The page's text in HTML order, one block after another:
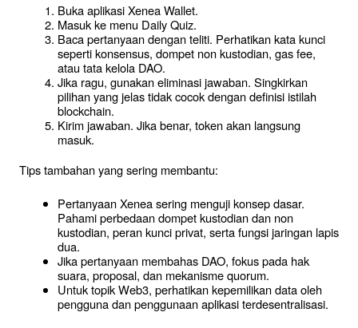
Buka aplikasi Xenea Wallet.
Masuk ke menu Daily Quiz.
Baca pertanyaan dengan teliti. Perhatikan kata kunci
seperti konsensus, dompet non kustodian, gas fee,
atau tata kelola DAO.
Jika ragu, gunakan eliminasi jawaban. Singkirkan
pilihan yang jelas tidak cocok dengan definisi istilah
blockchain.
Kirim jawaban. Jika benar, token akan langsung
masuk.
Tips tambahan yang sering membantu:
Pertanyaan Xenea sering menguji konsep dasar.
Pahami perbedaan dompet kustodian dan non
kustodian, peran kunci privat, serta fungsi jaringan lapis
dua.
Jika pertanyaan membahas DAO, fokus pada hak
suara, proposal, dan mekanisme quorum.
Untuk topik Web3, perhatikan kepemilikan data oleh
pengguna dan penggunaan aplikasi terdesentralisasi.